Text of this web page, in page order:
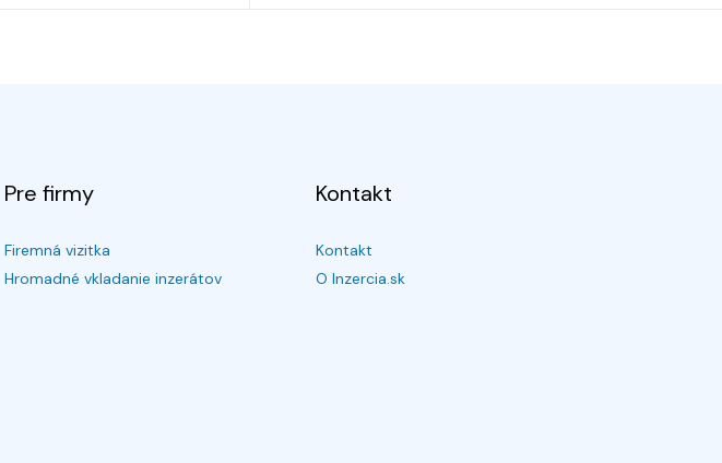
Pre firmy
Firemná vizitka
Hromadné vkladanie inzerátov
Kontakt
Kontakt
O Inzercia.sk